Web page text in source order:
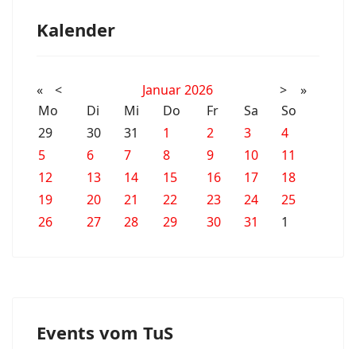
Kalender
« < Januar2026 >
»
Mo
Di Mi Do Fr Sa
So
29
30 31 1 2 3
4
5
6 7 8 9 10
11
12
13 14 15 16 17
18
19
20 21 22 23 24
25
26
27 28 29 30 31 1
Events vom TuS